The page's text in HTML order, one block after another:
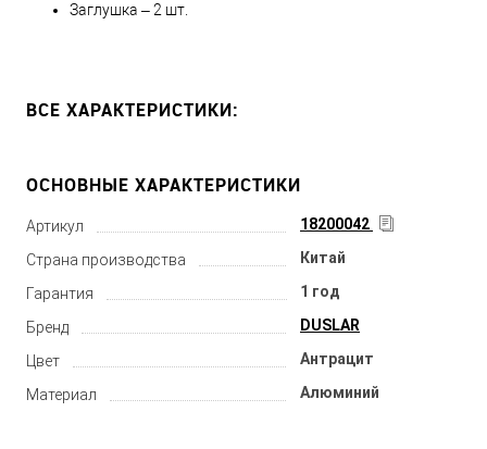
Заглушка – 2 шт.
ВСЕ ХАРАКТЕРИСТИКИ:
ОСНОВНЫЕ ХАРАКТЕРИСТИКИ
Артикул 18200042
Страна производства Китай
Гарантия 1 год
Бренд DUSLAR
Цвет Антрацит
Материал Алюминий